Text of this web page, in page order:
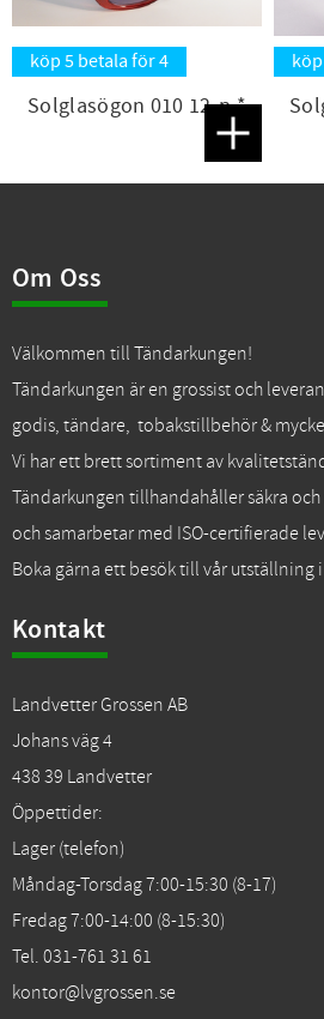
köp 5 betala för 4
Solglasögon 010 12-p *
Lägg till i
Om Oss
Välkommen till Tändarkungen!
Tändarkungen är en grossist och
godis, tändare, tobakstillbehör &
Vi har ett brett sortiment av
Tändarkungen tillhandahåller säkra
och samarbetar med ISO-certifierade
Boka gärna ett besök till vår utställning
Kontakt
Landvetter Grossen AB
Johans väg 4
438 39 Landvetter
Öppettider:
Lager (telefon)
Måndag-Torsdag 7:00-15:30 (8-17)
Fredag 7:00-14:00 (8-15:30)
Tel. 031-761 31 61
kontor@lvgrossen.se